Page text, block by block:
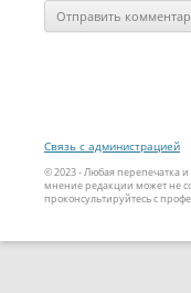
Связь с администрацией
© 2023 - Любая перепечатка
мнение редакции может не
проконсультируйтесь с